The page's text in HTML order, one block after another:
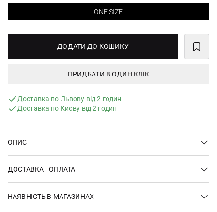
ONE SIZE
ДОДАТИ ДО КОШИКУ
ПРИДБАТИ В ОДИН КЛІК
Доставка по Львову від 2 годин
Доставка по Києву від 2 годин
ОПИС
ДОСТАВКА І ОПЛАТА
НАЯВНІСТЬ В МАГАЗИНАХ